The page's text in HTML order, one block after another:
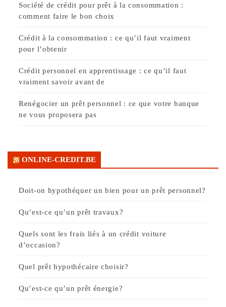
Société de crédit pour prêt à la consommation :
comment faire le bon choix
Crédit à la consommation : ce qu’il faut vraiment
pour l’obtenir
Crédit personnel en apprentissage : ce qu’il faut
vraiment savoir avant de
Renégocier un prêt personnel : ce que votre banque
ne vous proposera pas
ONLINE-CREDIT.BE
Doit-on hypothéquer un bien pour un prêt personnel?
Qu’est-ce qu’un prêt travaux?
Quels sont les frais liés à un crédit voiture
d’occasion?
Quel prêt hypothécaire choisir?
Qu’est-ce qu’un prêt énergie?